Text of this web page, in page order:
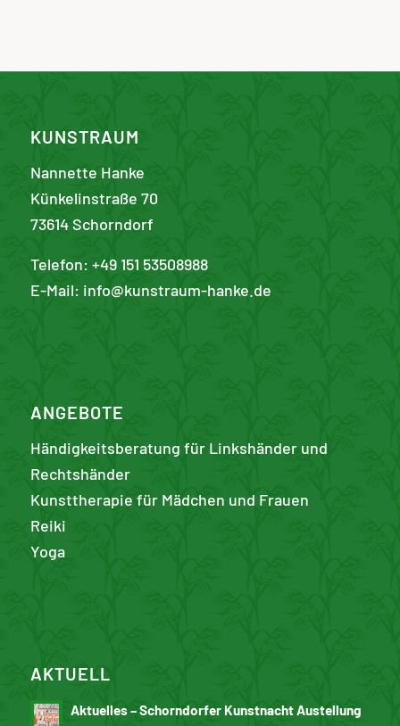
KUNSTRAUM
Nannette Hanke
Künkelinstraße 70
73614 Schorndorf
Telefon: +49 151 53508988
E-Mail: info@kunstraum-hanke.de
ANGEBOTE
Händigkeitsberatung für Linkshänder und
Rechtshänder
Kunst­therapie für Mädchen und Frauen
Reiki
Yoga
AKTUELL
Aktuelles – Schorndorfer Kunstnacht Austellung